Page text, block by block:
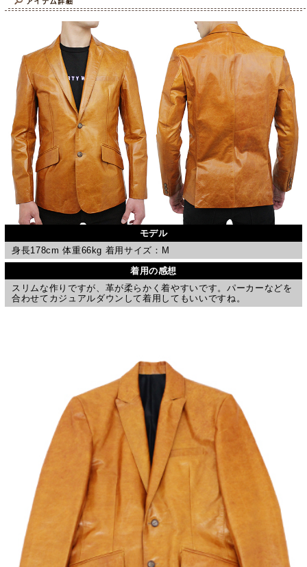
モデル
身長178cm 体重66kg 着用サイズ：M
着用の感想
スリムな作りですが、革が柔らかく着やすいです。パーカーなどを
合わせてカジュアルダウンして着用してもいいですね。